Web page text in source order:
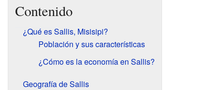
Contenido
¿Qué es Sallis, Misisipi?
Población y sus características
¿Cómo es la economía en Sallis?
Geografía de Sallis